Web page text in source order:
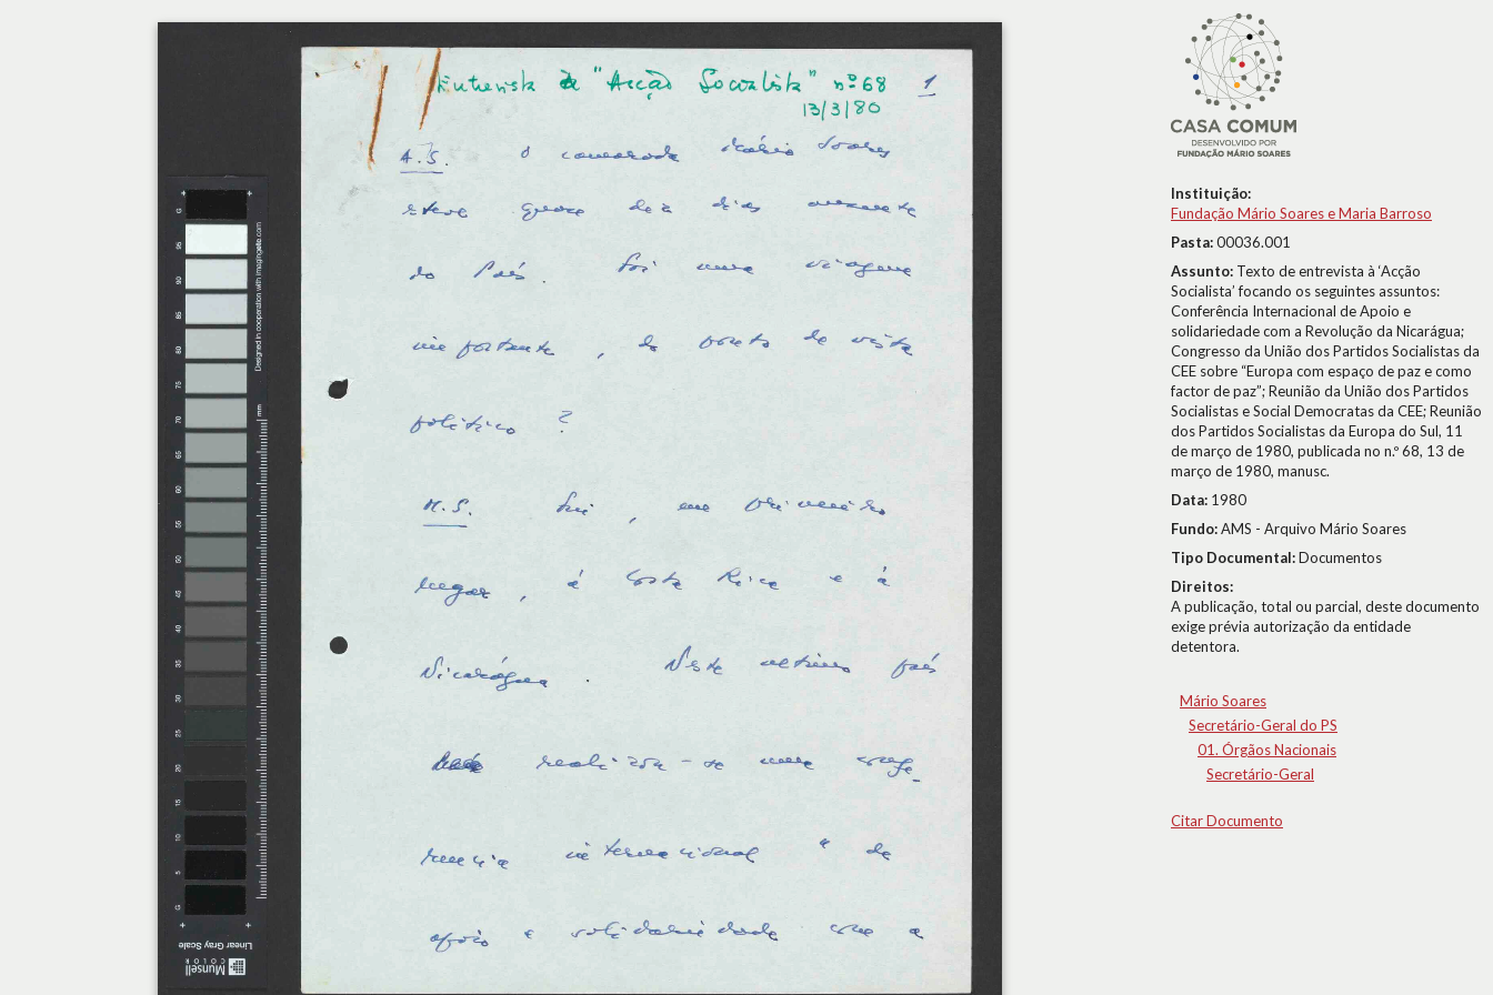
Instituição:
Fundação Mário Soares e Maria Barroso
Pasta:00036.001
Assunto: Texto de entrevista à ‘Acção
Socialista’ focando os seguintes assuntos:
Conferência Internacional de Apoio e
solidariedade com a Revolução da Nicarágua;
Congresso da União dos Partidos Socialistas da
CEE sobre “Europa com espaço de paz e como
factor de paz”; Reunião da União dos Partidos
Socialistas e Social Democratas da CEE; Reunião
dos Partidos Socialistas da Europa do Sul, 11
de março de 1980, publicada no n.º 68, 13 de
março de 1980, manusc.
Data: 1980
Fundo:AMS - Arquivo Mário Soares
Tipo Documental:Documentos
Direitos:
A publicação, total ou parcial, deste documento
exige prévia autorização da entidade
detentora.
Mário Soares
Secretário-Geral do PS
01. Órgãos Nacionais
Secretário-Geral
Citar Documento